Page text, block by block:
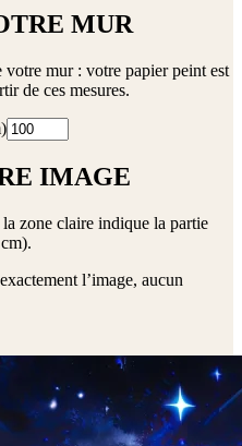
MUR
votre mur : votre papier peint est
de ces mesures.
IMAGE
zone claire indique la partie
).
l’image, aucun